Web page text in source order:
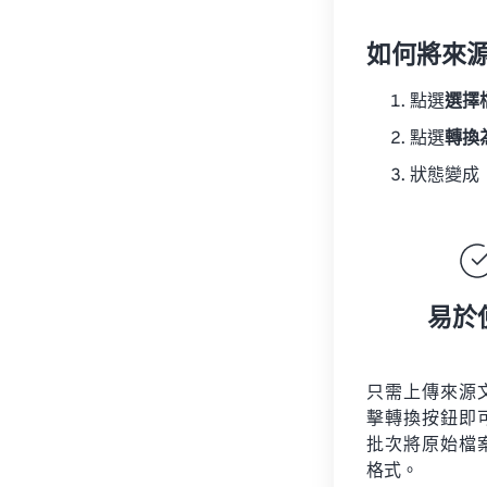
如何將來
點選選擇
點選轉換
狀態變成
易於
只需上傳來源
擊轉換按鈕即
批次將原始檔
格式。